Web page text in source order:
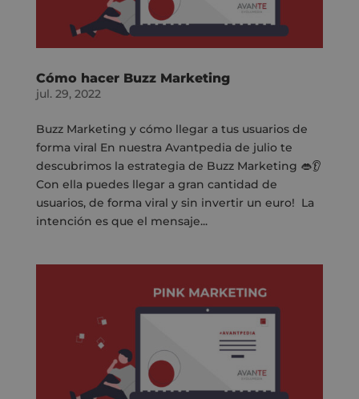
Cómo hacer Buzz Marketing
jul. 29, 2022
Buzz Marketing y cómo llegar a tus usuarios de
forma viral En nuestra Avantpedia de julio te
descubrimos la estrategia de Buzz Marketing 👄👂
Con ella puedes llegar a gran cantidad de
usuarios, de forma viral y sin invertir un euro! La
intención es que el mensaje...